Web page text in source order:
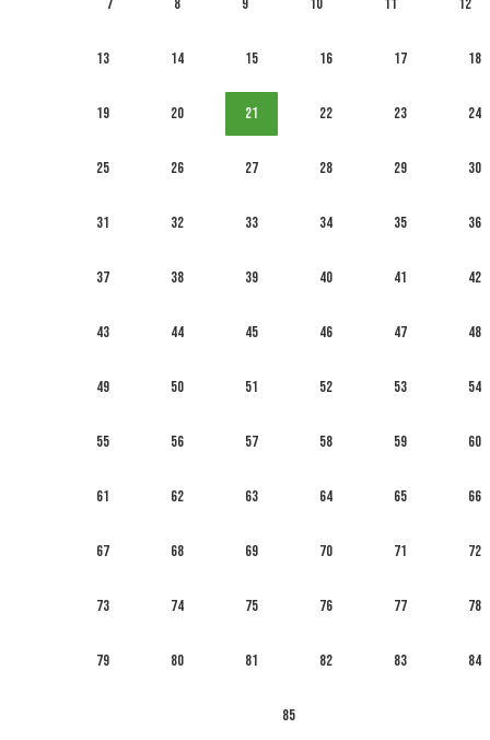
7 8 9 10 11 12
13 14 15 16 17 18
19 20 21 22 23 24
25 26 27 28 29 30
31 32 33 34 35 36
37 38 39 40 41 42
43 44 45 46 47 48
49 50 51 52 53 54
55 56 57 58 59 60
61 62 63 64 65 66
67 68 69 70 71 72
73 74 75 76 77 78
79 80 81 82 83 84
85